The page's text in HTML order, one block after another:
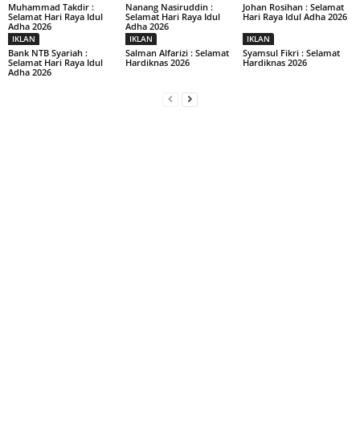
Muhammad Takdir :
Selamat Hari Raya Idul
Adha 2026
Nanang Nasiruddin :
Selamat Hari Raya Idul
Adha 2026
Johan Rosihan : Selamat
Hari Raya Idul Adha 2026
IKLAN
Bank NTB Syariah :
Selamat Hari Raya Idul
Adha 2026
IKLAN
Salman Alfarizi : Selamat
Hardiknas 2026
IKLAN
Syamsul Fikri : Selamat
Hardiknas 2026